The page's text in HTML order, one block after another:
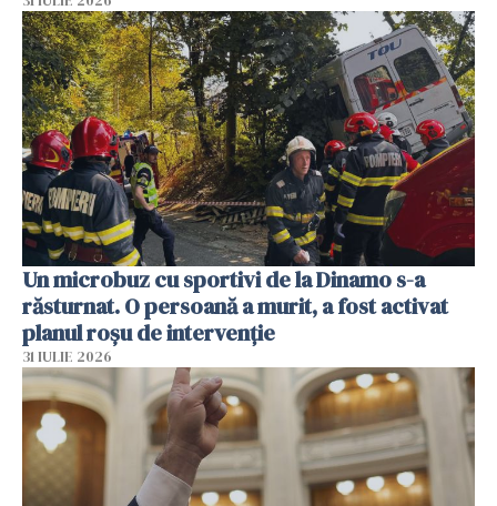
Un microbuz cu sportivi de la Dinamo s-a
răsturnat. O persoană a murit, a fost activat
planul roșu de intervenție
31 IULIE 2026